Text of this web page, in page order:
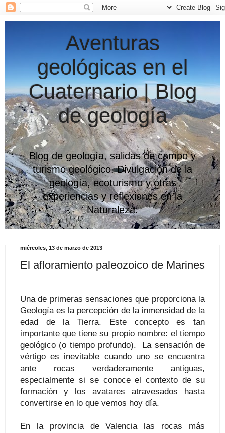
Aventuras
geológicas en el
Cuaternario | Blog
de geología
Blog de geología, salidas de campo y
turismo geológico. Divulgación de la
geología, ecoturismo y otras
experiencias y reflexiones en la
Naturaleza.
miércoles, 13 de marzo de 2013
El afloramiento paleozoico de Marines
Una de primeras sensaciones que proporciona la
Geología es la percepción de la inmensidad de la
edad de la Tierra. Este concepto es tan
importante que tiene su propio nombre: el tiempo
geológico (o tiempo profundo). La sensación de
vértigo es inevitable cuando uno se encuentra
ante rocas verdaderamente antiguas,
especialmente si se conoce el contexto de su
formación y los avatares atravesados hasta
convertirse en lo que vemos hoy día.
En la provincia de Valencia las rocas más